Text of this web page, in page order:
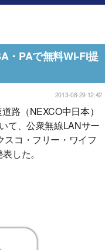
・PAで無料Wi-Fi提
2013-08-29 12:42
路（NEXCO中日本）
て、公衆無線LANサー
スコ・フリー・ワイフ
した。